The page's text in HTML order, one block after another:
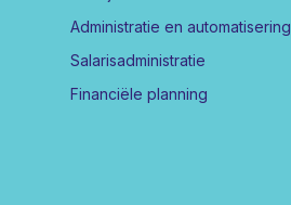
Administratie en automatisering
Salarisadministratie
Financiële planning